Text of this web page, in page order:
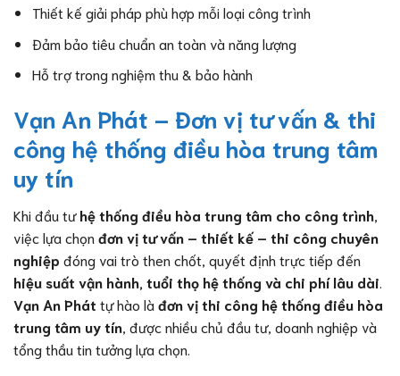
Thiết kế giải pháp phù hợp mỗi loại công trình
Đảm bảo tiêu chuẩn an toàn và năng lượng
Hỗ trợ trong nghiệm thu & bảo hành
Vạn An Phát – Đơn vị tư vấn & thi
công hệ thống điều hòa trung tâm
uy tín
Khi đầu tưhệ thống điều hòa trung tâm cho công trình
việc lựa chọn đơn vị tư vấn – thiết kế – thi công chuyên
nghiệp đóng vai trò then chốt, quyết định trực tiếp đến
hiệu suất vận hành, tuổi thọ hệ thống và chi phí lâu dài
Vạn An Phát tự hào là đơn vị thi công hệ thống điều hòa
trung tâm uy tín , được nhiều chủ đầu tư, doanh nghiệp và
tổng thầu tin tưởng lựa chọn.